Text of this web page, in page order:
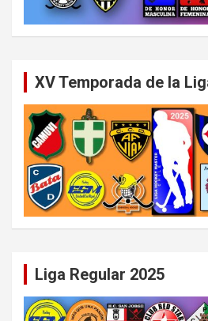
XV Temporada de la
Liga Regular 2025